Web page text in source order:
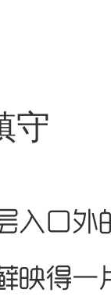
守